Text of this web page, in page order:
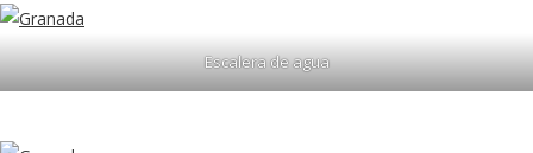
Escalera de agua